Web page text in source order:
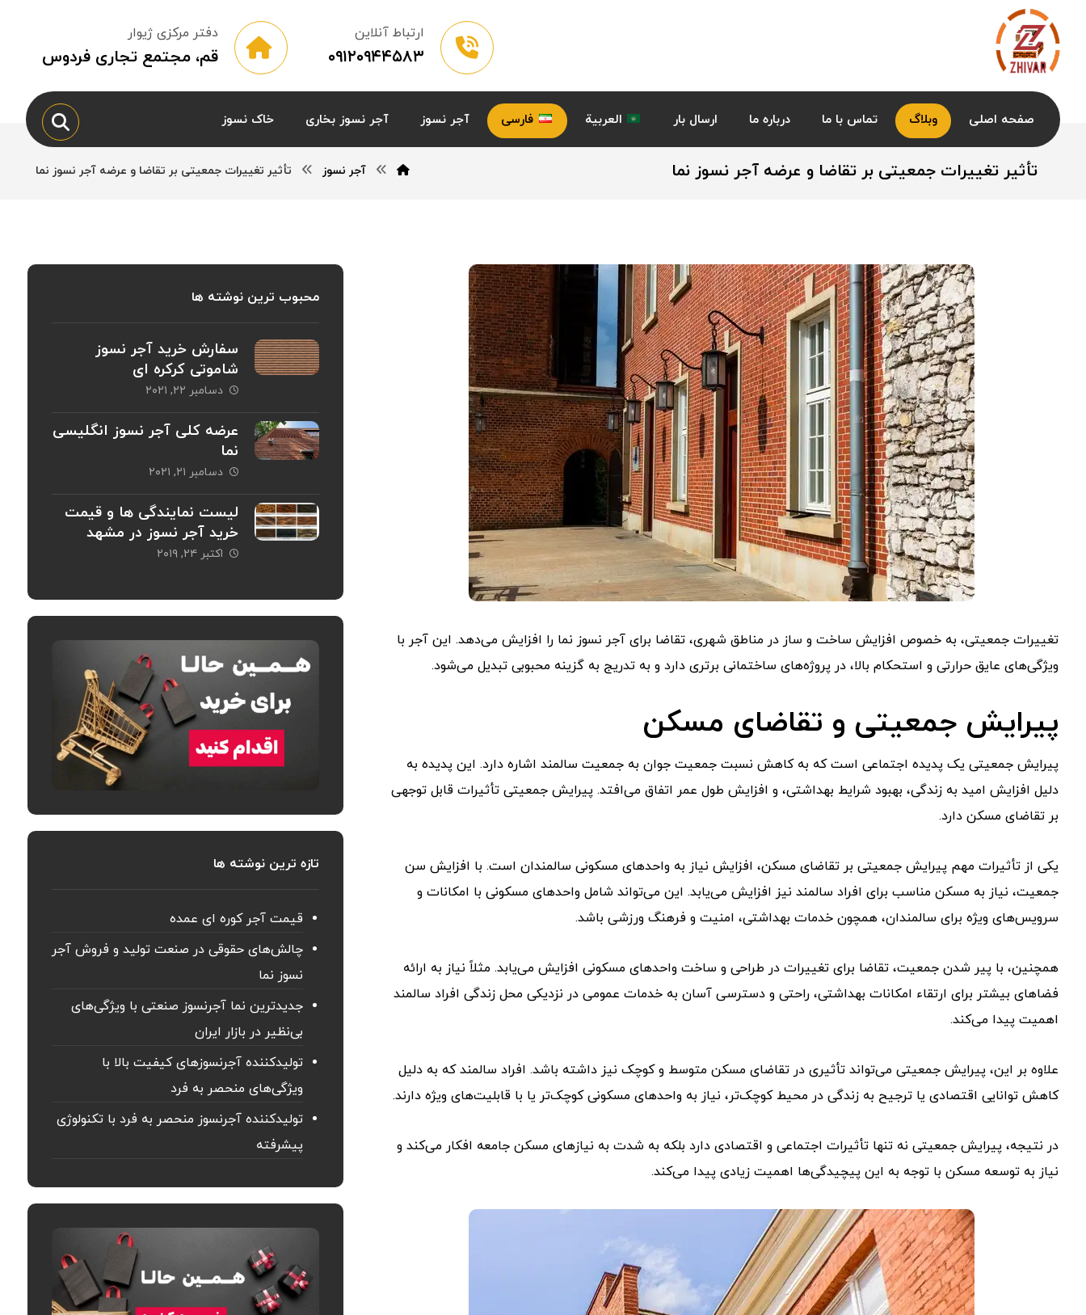
دفتر مرکزی ژیوار
قم، مجتمع تجاری فردوس
ارتباط آنلاین
۰۹۱۲۰۹۴۴۵۸۳
صفحه اصلی وبلاگ تماس با ما درباره ما ارسال بار العربية فارسی آجر نسوز آجر نسوز بخاری خاک نسوز
تأثیر تغییرات جمعیتی بر تقاضا و عرضه آجر نسوز نما آجر نسوز تأثیر تغییرات جمعیتی بر تقاضا و عرضه آجر نسوز نما
تغییرات جمعیتی، به خصوص افزایش ساخت و ساز در مناطق شهری، تقاضا برای آجر نسوز نما را افزایش می‌دهد. این آجر با
ویژگی‌های عایق حرارتی و استحکام بالا، در پروژه‌های ساختمانی برتری دارد و به تدریج به گزینه محبوبی تبدیل می‌شود.
پیرایش جمعیتی و تقاضای مسکن
پیرایش جمعیتی یک پدیده اجتماعی است که به کاهش نسبت جمعیت جوان به جمعیت سالمند اشاره دارد. این پدیده به
دلیل افزایش امید به زندگی، بهبود شرایط بهداشتی، و افزایش طول عمر اتفاق می‌افتد. پیرایش جمعیتی تأثیرات قابل توجهی
بر تقاضای مسکن دارد.
یکی از تأثیرات مهم پیرایش جمعیتی بر تقاضای مسکن، افزایش نیاز به واحدهای مسکونی سالمندان است. با افزایش سن
جمعیت، نیاز به مسکن مناسب برای افراد سالمند نیز افزایش می‌یابد. این می‌تواند شامل واحدهای مسکونی با امکانات و
سرویس‌های ویژه برای سالمندان، همچون خدمات بهداشتی، امنیت و فرهنگ ورزشی باشد.
همچنین، با پیر شدن جمعیت، تقاضا برای تغییرات در طراحی و ساخت واحدهای مسکونی افزایش می‌یابد. مثلاً نیاز به ارائه
فضاهای بیشتر برای ارتقاء امکانات بهداشتی، راحتی و دسترسی آسان به خدمات عمومی در نزدیکی محل زندگی افراد سالمند
اهمیت پیدا می‌کند.
علاوه بر این، پیرایش جمعیتی می‌تواند تأثیری در تقاضای مسکن متوسط و کوچک نیز داشته باشد. افراد سالمند که به دلیل
کاهش توانایی اقتصادی یا ترجیح به زندگی در محیط کوچک‌تر، نیاز به واحدهای مسکونی کوچک‌تر یا با قابلیت‌های ویژه دارند.
در نتیجه، پیرایش جمعیتی نه تنها تأثیرات اجتماعی و اقتصادی دارد بلکه به شدت به نیازهای مسکن جامعه افکار می‌کند و
نیاز به توسعه مسکن با توجه به این پیچیدگی‌ها اهمیت زیادی پیدا می‌کند.
محبوب ترین نوشته ها
سفارش خرید آجر نسوز
شاموتی کرکره ای
دسامبر ۲۲, ۲۰۲۱
عرضه کلی آجر نسوز انگلیسی
نما
دسامبر ۲۱, ۲۰۲۱
لیست نمایندگی ها و قیمت
خرید آجر نسوز در مشهد
اکتبر ۲۴, ۲۰۱۹
تازه ترین نوشته ها
قیمت آجر کوره ای عمده
چالش‌های حقوقی در صنعت تولید و فروش آجر
نسوز نما
جدیدترین نما آجرنسوز صنعتی با ویژگی‌های
بی‌نظیر در بازار ایران
تولیدکننده آجرنسوزهای کیفیت بالا با
ویژگی‌های منحصر به فرد
تولیدکننده آجرنسوز منحصر به فرد با تکنولوژی
پیشرفته